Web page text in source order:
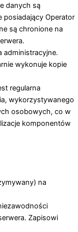
danych są
posiadający Operator
są chronione na
administracyjne.
wykonuje kopie
regularna
wykorzystywanego
osobowych, co w
komponentów
na
Zapisowi